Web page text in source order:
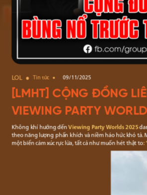
LOL Tin tức 09/11/2025
[LMHT] CỘNG ĐỒNG
VIEWING PARTY
Không khí hướng đếnViewing Party Worlds 2025
theo năng lượng phấn khích và niềm háo hức khó
một biển cảm xúc rực lửa, tất cả như muốn hét thật to: